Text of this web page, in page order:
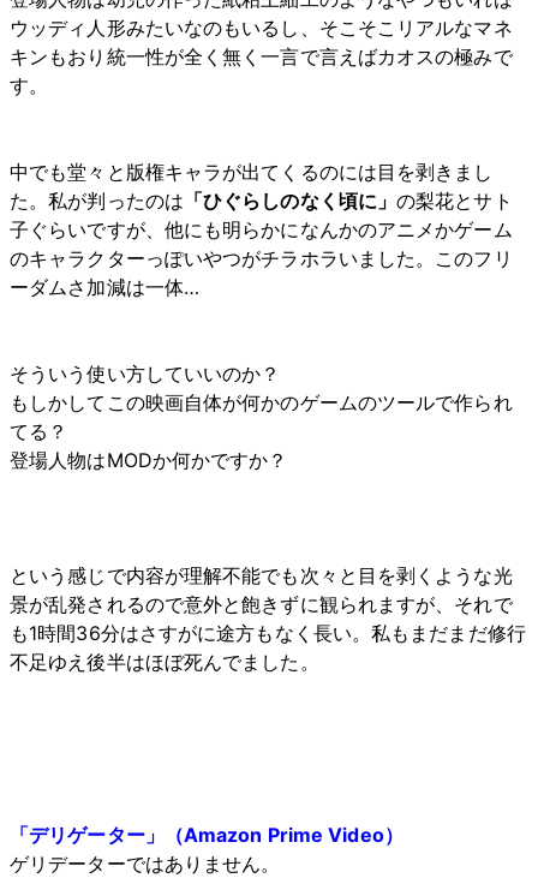
ウッディ人形みたいなのもいるし、そこそこリアルなマネ
キンもおり統一性が全く無く一言で言えばカオスの極みで
す。
中でも堂々と版権キャラが出てくるのには目を剥きまし
た。私が判ったのは 「ひぐらしのなく頃に」の梨花とサト
子ぐらいですが、他にも明らかになんかのアニメかゲーム
のキャラクターっぽいやつがチラホラいました。このフリ
ーダムさ加減は一体…
そういう使い方していいのか？
もしかしてこの映画自体が何かのゲームのツールで作られ
てる？
登場人物はMODか何かですか？
という感じで内容が理解不能でも次々と目を剥くような光
景が乱発されるので意外と飽きずに観られますが、それで
も1時間36分はさすがに途方もなく長い。私もまだまだ修行
不足ゆえ後半はほぼ死んでました。
「デリゲーター」（Amazon Prime Video）
ゲリデーターではありません。